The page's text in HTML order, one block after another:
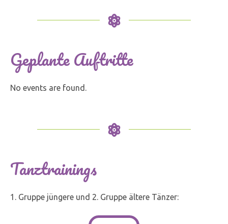
Geplante Auftritte
No events are found.
Tanztrainings
1. Gruppe jüngere und 2. Gruppe ältere Tänzer: